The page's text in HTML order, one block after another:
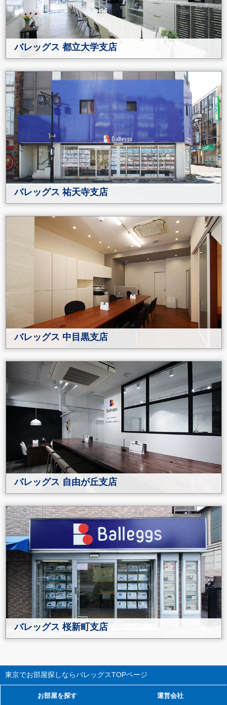
バレッグス 都立大学支店
バレッグス 祐天寺支店
バレッグス 中目黒支店
バレッグス 自由が丘支店
バレッグス 桜新町支店
東京でお部屋探しならバレッグスTOPページ
お部屋を探す 運営会社